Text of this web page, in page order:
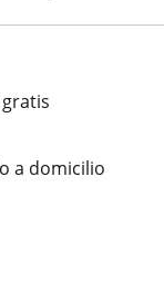
a domicilio